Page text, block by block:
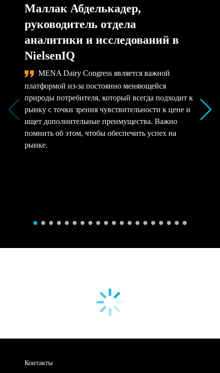
Маллак Абделькадер,
руководитель отдела
аналитики и исследований в
NielsenIQ
MENA Dairy Congress является важной
платформой из-за постоянно меняющейся
природы потребителя, который всегда подходит к
рынку с точки зрения чувствительности к цене и
ищет дополнительные преимущества. Важно
помнить об этом, чтобы обеспечить успех на
рынке.
Контакты